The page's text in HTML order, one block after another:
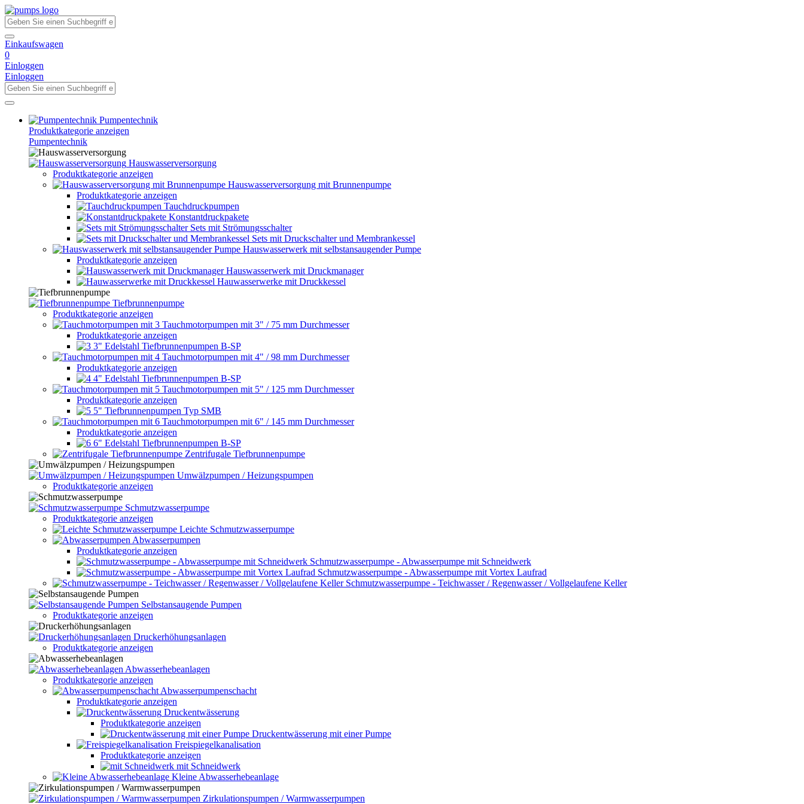
Einkaufswagen
0
Einloggen
Einloggen
Pumpentechnik
Produktkategorie anzeigen
Pumpentechnik
Hauswasserversorgung
Produktkategorie anzeigen
Hauswasserversorgung mit Brunnenpumpe
Produktkategorie anzeigen
Tauchdruckpumpen
Konstantdruckpakete
Sets mit Strömungsschalter
Sets mit Druckschalter und Membrankessel
Hauswasserwerk mit selbstansaugender Pumpe
Produktkategorie anzeigen
Hauswasserwerk mit Druckmanager
Hauwasserwerke mit Druckkessel
Tiefbrunnenpumpe
Produktkategorie anzeigen
Tauchmotorpumpen mit 3" / 75 mm Durchmesser
Produktkategorie anzeigen
3" Edelstahl Tiefbrunnenpumpen B-SP
Tauchmotorpumpen mit 4" / 98 mm Durchmesser
Produktkategorie anzeigen
4" Edelstahl Tiefbrunnenpumpen B-SP
Tauchmotorpumpen mit 5" / 125 mm Durchmesser
Produktkategorie anzeigen
5" Tiefbrunnenpumpen Typ SMB
Tauchmotorpumpen mit 6" / 145 mm Durchmesser
Produktkategorie anzeigen
6" Edelstahl Tiefbrunnenpumpen B-SP
Zentrifugale Tiefbrunnenpumpe
Umwälzpumpen / Heizungspumpen
Produktkategorie anzeigen
Schmutzwasserpumpe
Produktkategorie anzeigen
Leichte Schmutzwasserpumpe
Abwasserpumpen
Produktkategorie anzeigen
Schmutzwasserpumpe - Abwasserpumpe mit Schneidwerk
Schmutzwasserpumpe - Abwasserpumpe mit Vortex Laufrad
Schmutzwasserpumpe - Teichwasser / Regenwasser / Vollgelaufene Keller
Selbstansaugende Pumpen
Produktkategorie anzeigen
Druckerhöhungsanlagen
Produktkategorie anzeigen
Abwasserhebeanlagen
Produktkategorie anzeigen
Abwasserpumpenschacht
Produktkategorie anzeigen
Druckentwässerung
Produktkategorie anzeigen
Druckentwässerung mit einer Pumpe
Freispiegelkanalisation
Produktkategorie anzeigen
mit Schneidwerk
Kleine Abwasserhebeanlage
Zirkulationspumpen / Warmwasserpumpen